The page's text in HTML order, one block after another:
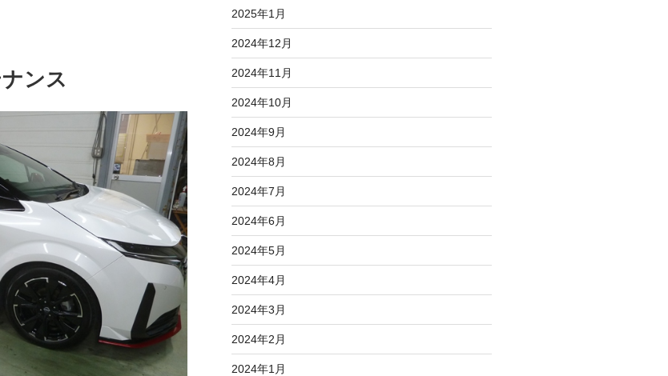
ンス
2025年1月
2024年12月
2024年11月
2024年10月
2024年9月
2024年8月
2024年7月
2024年6月
2024年5月
2024年4月
2024年3月
2024年2月
2024年1月